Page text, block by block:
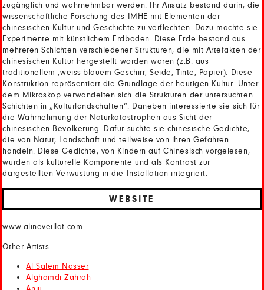
zugänglich und wahrnehmbar werden. Ihr Ansatz bestand darin, die
wissenschaftliche Forschung des IMHE mit Elementen der
chinesischen Kultur und Geschichte zu verflechten. Dazu machte sie
Experimente mit künstlichem Erdboden. Diese Erde bestand aus
mehreren Schichten verschiedener Strukturen, die mit Artefakten der
chinesischen Kultur hergestellt worden waren (z.B. aus
traditionellem ,weiss-blauem Geschirr, Seide, Tinte, Papier). Diese
Konstruktion repräsentiert die Grundlage der heutigen Kultur. Unter
dem Mikroskop verwandelten sich die Strukturen der untersuchten
Schichten in „Kulturlandschaften“. Daneben interessierte sie sich für
die Wahrnehmung der Naturkatastrophen aus Sicht der
chinesischen Bevölkerung. Dafür suchte sie chinesische Gedichte,
die von Natur, Landschaft und teilweise von ihren Gefahren
handeln. Diese Gedichte, von Kindern auf Chinesisch vorgelesen,
wurden als kulturelle Komponente und als Kontrast zur
dargestellten Verwüstung in die Installation integriert.
WEBSITE
www.alineveillat.com
Other Artists
Al Salem Nasser
Alghamdi Zahrah